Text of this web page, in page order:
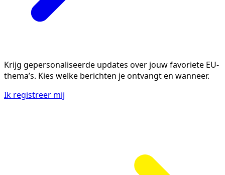
Krijg gepersonaliseerde updates over jouw favoriete EU-
thema’s. Kies welke berichten je ontvangt en wanneer.
Ik registreer mij